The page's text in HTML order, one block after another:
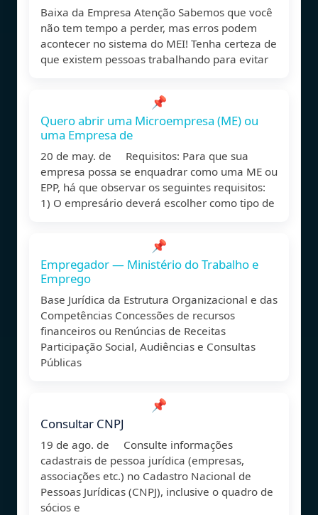
Baixa da Empresa Atenção Sabemos que você
não tem tempo a perder, mas erros podem
acontecer no sistema do MEI! Tenha certeza de
que existem pessoas trabalhando para evitar
📌
Quero abrir uma Microempresa (ME) ou
uma Empresa de
20 de may. de Requisitos: Para que sua
empresa possa se enquadrar como uma ME ou
EPP, há que observar os seguintes requisitos:
1) O empresário deverá escolher como tipo de
📌
Empregador — Ministério do Trabalho e
Emprego
Base Jurídica da Estrutura Organizacional e das
Competências Concessões de recursos
financeiros ou Renúncias de Receitas
Participação Social, Audiências e Consultas
Públicas
📌
Consultar CNPJ
19 de ago. de Consulte informações
cadastrais de pessoa jurídica (empresas,
associações etc.) no Cadastro Nacional de
Pessoas Jurídicas (CNPJ), inclusive o quadro de
sócios e